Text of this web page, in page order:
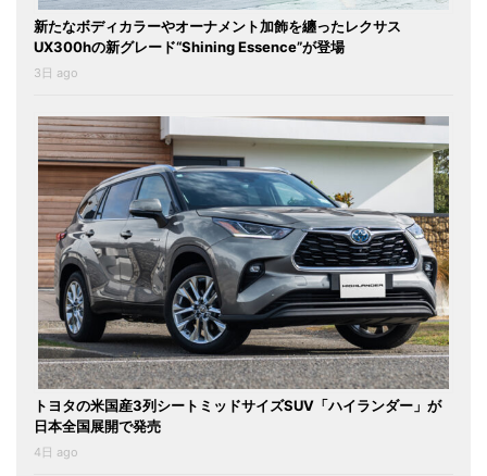
新たなボディカラーやオーナメント加飾を纏ったレクサス
UX300hの新グレード“Shining Essence”が登場
3日 ago
トヨタの米国産3列シートミッドサイズSUV「ハイランダー」が
日本全国展開で発売
4日 ago